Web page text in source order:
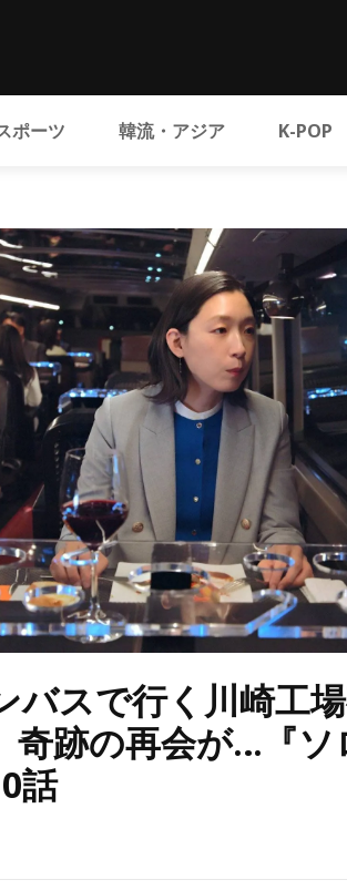
ポーツ 韓流・アジア K-POP
バスで行く川崎工
奇跡の再会が…『ソ
話